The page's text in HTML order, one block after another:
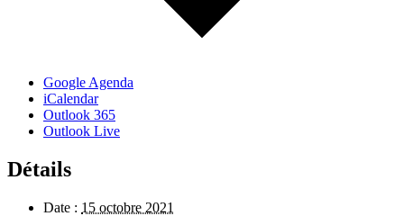
Google Agenda
iCalendar
Outlook 365
Outlook Live
Détails
Date : 15 octobre 2021